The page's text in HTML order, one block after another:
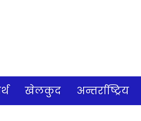
खेलकुद अन्तर्राष्ट्रिय